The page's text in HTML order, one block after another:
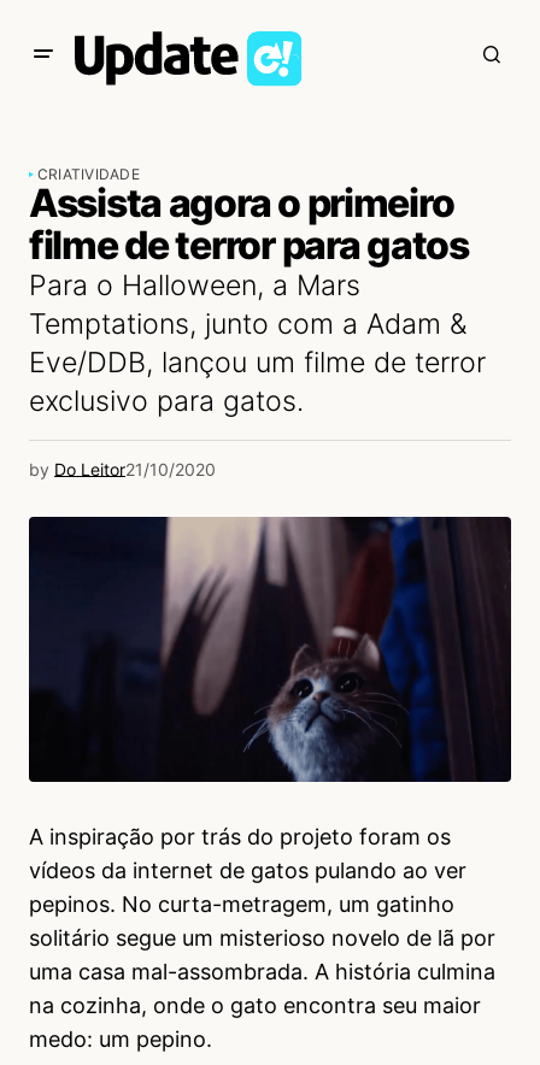
CRIATIVIDADE
Assista agora o primeiro
filme de terror para gatos
Para o Halloween, a Mars
Temptations, junto com a Adam &
Eve/DDB, lançou um filme de terror
exclusivo para gatos.
by Do Leitor21/10/2020
A inspiração por trás do projeto foram os
vídeos da internet de gatos pulando ao ver
pepinos. No curta-metragem, um gatinho
solitário segue um misterioso novelo de lã por
uma casa mal-assombrada. A história culmina
na cozinha, onde o gato encontra seu maior
medo: um pepino.